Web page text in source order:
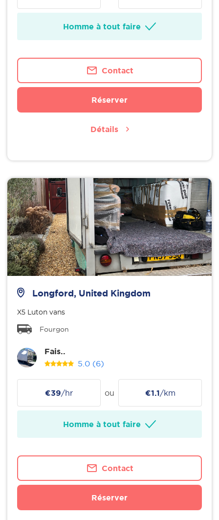
Homme à tout faire
Contact
Réserver
Détails
Longford, United Kingdom
X5 Luton vans
Fourgon
Fais..
5.0 (6)
€39/hr ou €1.1/km
Homme à tout faire
Contact
Réserver